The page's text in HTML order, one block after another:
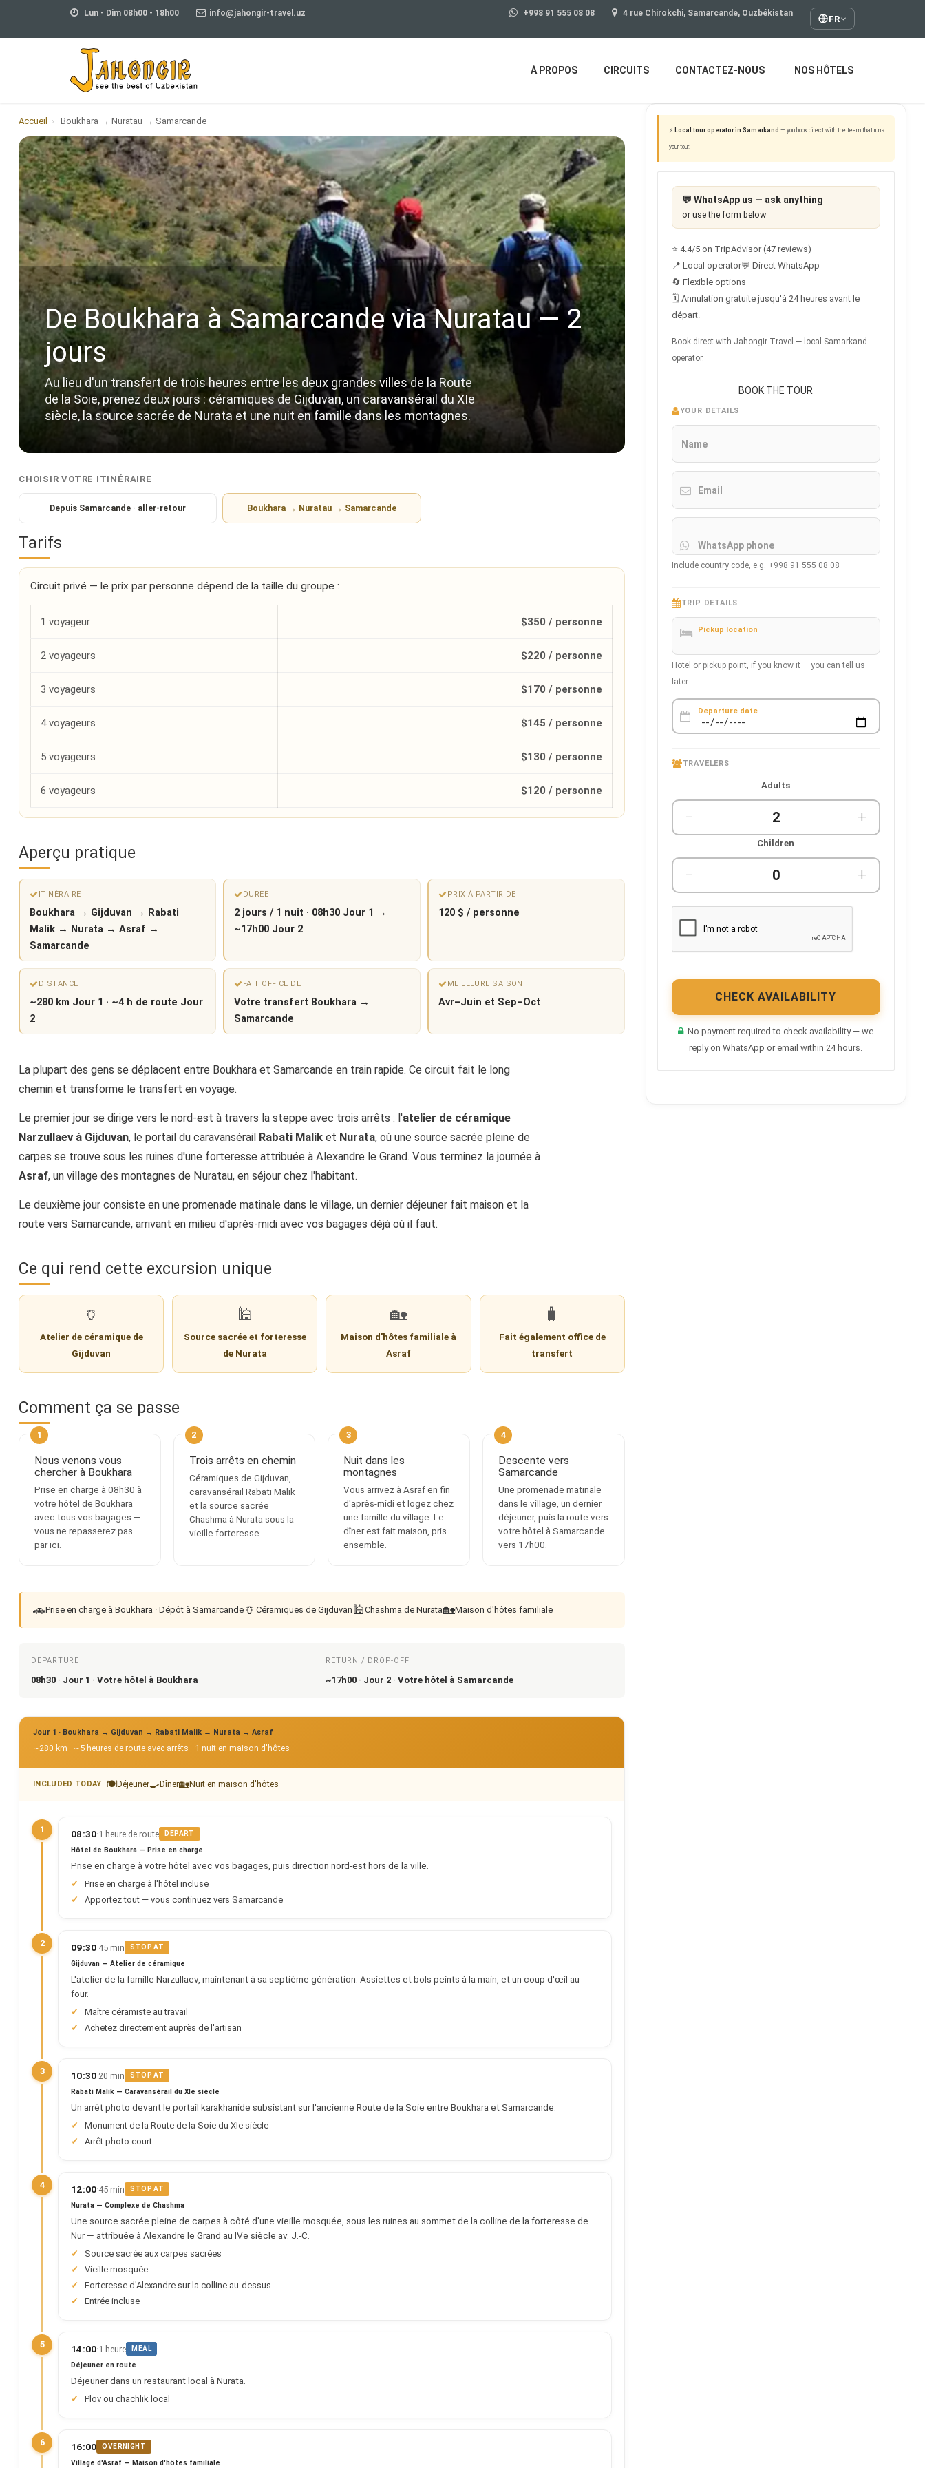
Lun - Dim 08h00 - 18h00 info@jahongir-travel.uz +998 91 555 08 08 4 rue Chirokchi, Samarcande, Ouzbékistan
FR
À PROPOS CIRCUITS CONTACTEZ-NOUS NOS HÔTELS
Accueil › Boukhara → Nuratau → Samarcande
De Boukhara à Samarcande via Nuratau — 2
jours
Au lieu d'un transfert de trois heures entre les deux grandes villes de la Route
de la Soie, prenez deux jours : céramiques de Gijduvan, un caravansérail du XIe
siècle, la source sacrée de Nurata et une nuit en famille dans les montagnes.
CHOISIR VOTRE ITINÉRAIRE
Depuis Samarcande · aller-retour Boukhara → Nuratau → Samarcande
Tarifs
Circuit privé — le prix par personne dépend de la taille du groupe :
1 voyageur $350 / personne
2 voyageurs $220 / personne
3 voyageurs $170 / personne
4 voyageurs $145 / personne
5 voyageurs $130 / personne
6 voyageurs $120 / personne
Aperçu pratique
ITINÉRAIRE
Boukhara → Gijduvan → Rabati
Malik → Nurata → Asraf →
Samarcande
DURÉE
2 jours / 1 nuit · 08h30 Jour 1 →
~17h00 Jour 2
PRIX À PARTIR DE
120 $ / personne
DISTANCE
~280 km Jour 1 · ~4 h de route Jour
2
FAIT OFFICE DE
Votre transfert Boukhara →
Samarcande
MEILLEURE SAISON
Avr–Juin et Sep–Oct
La plupart des gens se déplacent entre Boukhara et Samarcande en train rapide. Ce circuit fait le long
chemin et transforme le transfert en voyage.
Le premier jour se dirige vers le nord-est à travers la steppe avec trois arrêts : l'atelier de céramique
Narzullaev à Gijduvan, le portail du caravansérail Rabati Malik et Nurata, où une source sacrée pleine de
carpes se trouve sous les ruines d'une forteresse attribuée à Alexandre le Grand. Vous terminez la journée à
Asraf, un village des montagnes de Nuratau, en séjour chez l'habitant.
Le deuxième jour consiste en une promenade matinale dans le village, un dernier déjeuner fait maison et la
route vers Samarcande, arrivant en milieu d'après-midi avec vos bagages déjà où il faut.
Ce qui rend cette excursion unique
🏺
Atelier de céramique de
Gijduvan
🕌
Source sacrée et forteresse
de Nurata
🏡
Maison d'hôtes familiale à
Asraf
🧳
Fait également office de
transfert
Comment ça se passe
Nous venons vous
chercher à Boukhara
Prise en charge à 08h30 à
votre hôtel de Boukhara
avec tous vos bagages —
vous ne repasserez pas
par ici.
Trois arrêts en chemin
Céramiques de Gijduvan,
caravansérail Rabati Malik
et la source sacrée
Chashma à Nurata sous la
vieille forteresse.
Nuit dans les
montagnes
Vous arrivez à Asraf en fin
d'après-midi et logez chez
une famille du village. Le
dîner est fait maison, pris
ensemble.
Descente vers
Samarcande
Une promenade matinale
dans le village, un dernier
déjeuner, puis la route vers
votre hôtel à Samarcande
vers 17h00.
🚗Prise en charge à Boukhara · Dépôt à Samarcande 🏺 Céramiques de Gijduvan 🕌Chashma de Nurata🏡Maison d'hôtes familiale
DEPARTURE
08h30 · Jour 1 · Votre hôtel à Boukhara
RETURN / DROP-OFF
~17h00 · Jour 2 · Votre hôtel à Samarcande
Jour 1 · Boukhara → Gijduvan → Rabati Malik → Nurata → Asraf
~280 km · ~5 heures de route avec arrêts · 1 nuit en maison d'hôtes
INCLUDED TODAY 🍽Déjeuner🍳Dîner🏡Nuit en maison d'hôtes
1 08:30·1 heure de route DEPART
Hôtel de Boukhara — Prise en charge
Prise en charge à votre hôtel avec vos bagages, puis direction nord-est hors de la ville.
Prise en charge à l'hôtel incluse
Apportez tout — vous continuez vers Samarcande
2 09:30·45 min STOP AT
Gijduvan — Atelier de céramique
L'atelier de la famille Narzullaev, maintenant à sa septième génération. Assiettes et bols peints à la main, et un coup d'œil au
four.
Maître céramiste au travail
Achetez directement auprès de l'artisan
3 10:30·20 min STOP AT
Rabati Malik — Caravansérail du XIe siècle
Un arrêt photo devant le portail karakhanide subsistant sur l'ancienne Route de la Soie entre Boukhara et Samarcande.
Monument de la Route de la Soie du XIe siècle
Arrêt photo court
4 12:00·45 min STOP AT
Nurata — Complexe de Chashma
Une source sacrée pleine de carpes à côté d'une vieille mosquée, sous les ruines au sommet de la colline de la forteresse de
Nur — attribuée à Alexandre le Grand au IVe siècle av. J.-C.
Source sacrée aux carpes sacrées
Vieille mosquée
Forteresse d'Alexandre sur la colline au-dessus
Entrée incluse
5 14:00·1 heure MEAL
Déjeuner en route
Déjeuner dans un restaurant local à Nurata.
Plov ou chachlik local
6 16:00 OVERNIGHT
Village d'Asraf — Maison d'hôtes familiale
⚡ Local tour operator in Samarkand — you book direct with the team that runs
your tour.
💬 WhatsApp us — ask anything
or use the form below
⭐ 4.4/5 on TripAdvisor (47 reviews)
📍 Local operator💬 Direct WhatsApp
🔄 Flexible options
🗓 Annulation gratuite jusqu'à 24 heures avant le
départ.
Book direct with Jahongir Travel — local Samarkand
operator.
BOOK THE TOUR
YOUR DETAILS
Name
Email
WhatsApp phone
Include country code, e.g. +998 91 555 08 08
TRIP DETAILS
Pickup location
Hotel or pickup point, if you know it — you can tell us
later.
Departure date
TRAVELERS
Adults
− +
Children
− +
CHECK AVAILABILITY
No payment required to check availability — we
reply on WhatsApp or email within 24 hours.